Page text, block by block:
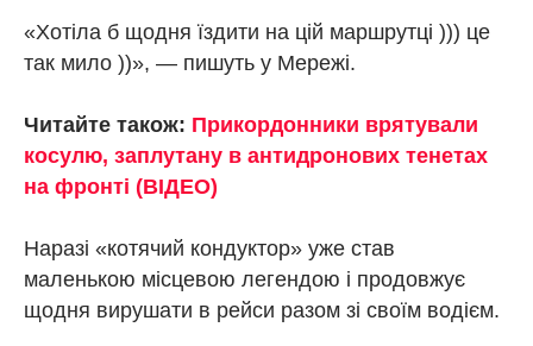
«Хотіла б щодня їздити на цій маршрутці ))) це
так мило ))», — пишуть у Мережі.
Читайте також: Прикордонники врятували
косулю, заплутану в антидронових тенетах
на фронті (ВІДЕО)
Наразі «котячий кондуктор» уже став
маленькою місцевою легендою і продовжує
щодня вирушати в рейси разом зі своїм водієм.